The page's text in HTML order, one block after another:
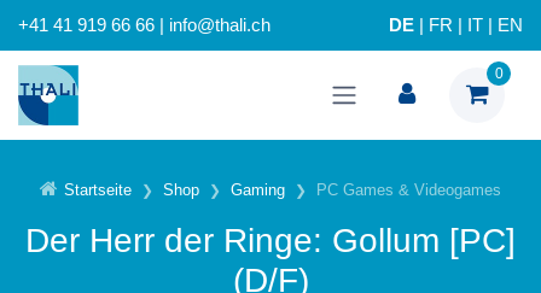
+41 41 919 66 66 | info@thali.ch DE FR IT EN
0
Startseite Shop Gaming PC Games & Videogames
Der Herr der Ringe: Gollum [PC]
(D/F)